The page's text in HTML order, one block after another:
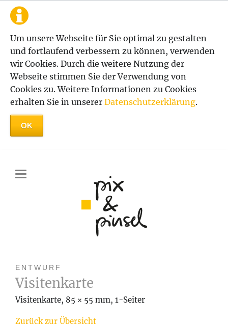
Um unsere Webseite für Sie optimal zu gestalten
und fortlaufend verbessern zu können, verwenden
wir Cookies. Durch die weitere Nutzung der
Webseite stimmen Sie der Verwendung von
Cookies zu. Weitere Informationen zu Cookies
erhalten Sie in unsererDatenschutzerklärung.
OK
ENTWURF
Visitenkarte
Visitenkarte, 85 × 55 mm, 1-Seiter
Zurück zur Übersicht